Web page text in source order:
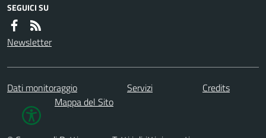
SEGUICI SU
Newsletter
Dati monitoraggio Servizi
Credits
Mappa del Sito